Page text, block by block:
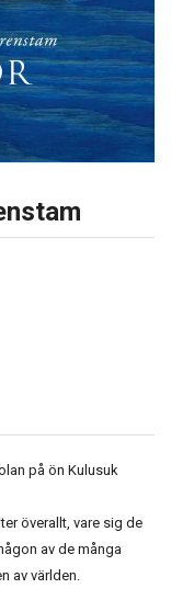
på ön Kulusuk
överallt, vare sig de
av de många
av världen.